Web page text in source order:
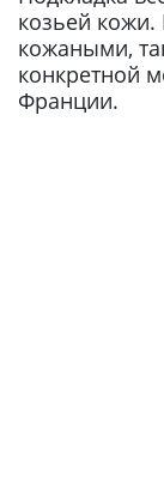
козьей
кожаными,
конкретной
Франции.